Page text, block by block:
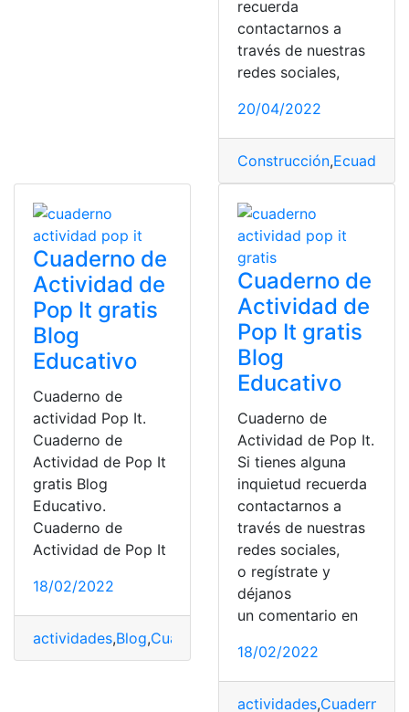
recuerda
contactarnos a
través de nuestras
redes sociales,
20/04/2022
Construcción,Ecuador
Cuaderno de
Actividad de
Pop It gratis
Blog
Educativo
Cuaderno de
actividad Pop It.
Cuaderno de
Actividad de Pop It
gratis Blog
Educativo.
Cuaderno de
Actividad de Pop It
18/02/2022
actividades,Blog,Cuadernos
Cuaderno de
Actividad de
Pop It gratis
Blog
Educativo
Cuaderno de
Actividad de Pop It.
Si tienes alguna
inquietud recuerda
contactarnos a
través de nuestras
redes sociales,
o regístrate y
déjanos
un comentario en
18/02/2022
actividades,Cuadernos